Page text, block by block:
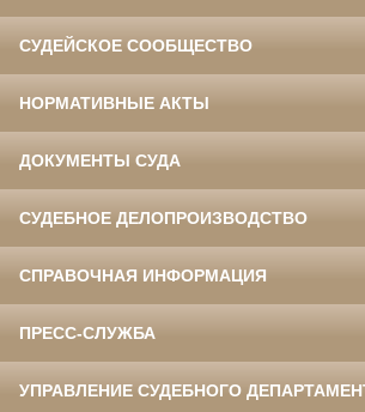
СУДЕЙСКОЕ СООБЩЕСТВО
НОРМАТИВНЫЕ АКТЫ
ДОКУМЕНТЫ СУДА
СУДЕБНОЕ ДЕЛОПРОИЗВОДСТВО
СПРАВОЧНАЯ ИНФОРМАЦИЯ
ПРЕСС-СЛУЖБА
УПРАВЛЕНИЕ СУДЕБНОГО